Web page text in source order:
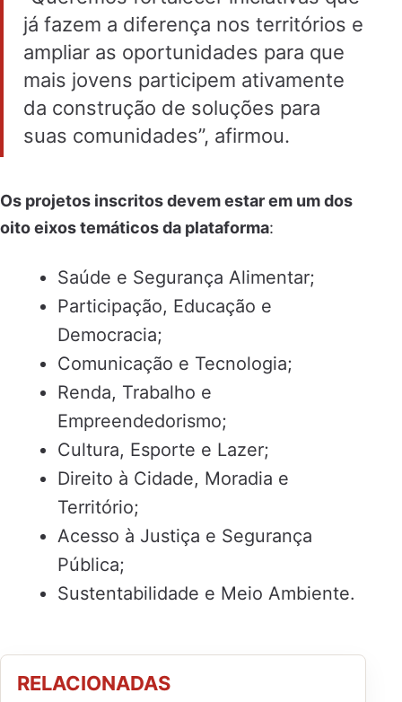
já fazem a diferença nos territórios e
ampliar as oportunidades para que
mais jovens participem ativamente
da construção de soluções para
suas comunidades”, afirmou.
Os projetos inscritos devem estar em um dos
oito eixos temáticos da plataforma:
Saúde e Segurança Alimentar;
Participação, Educação e
Democracia;
Comunicação e Tecnologia;
Renda, Trabalho e
Empreendedorismo;
Cultura, Esporte e Lazer;
Direito à Cidade, Moradia e
Território;
Acesso à Justiça e Segurança
Pública;
Sustentabilidade e Meio Ambiente.
RELACIONADAS